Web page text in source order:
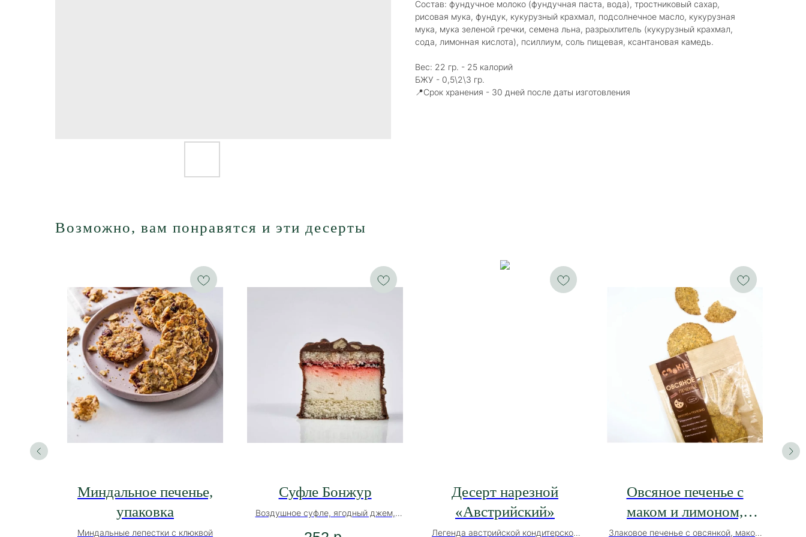
Состав: фундучное молоко (фундучная паста, вода), тростниковый сахар,
рисовая мука, фундук, кукурузный крахмал, подсолнечное масло, кукурузная
мука, мука зеленой гречки, семена льна, разрыхлитель (кукурузный крахмал,
сода, лимонная кислота), псиллиум, соль пищевая, ксантановая камедь.
Вес: 22 гр. - 25 калорий
БЖУ - 0,5\2\3 гр.
📍Срок хранения - 30 дней после даты изготовления
Возможно, вам понравятся и эти десерты
Миндальное печенье,
упаковка
Миндальные лепестки с клюквой
Суфле Бонжур
Воздушное суфле, ягодный джем,
Десерт нарезной
«Австрийский»
Легенда австрийской кондитерской
Овсяное печенье с
маком и лимоном,
упаковка
Злаковое печенье с овсянкой, маком